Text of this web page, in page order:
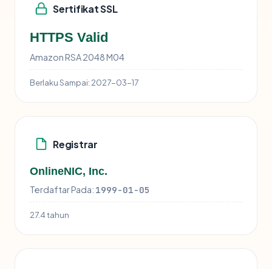
Sertifikat SSL
HTTPS Valid
Amazon RSA 2048 M04
Berlaku Sampai: 2027-03-17
Registrar
OnlineNIC, Inc.
Terdaftar Pada: 1999-01-05
27.4 tahun